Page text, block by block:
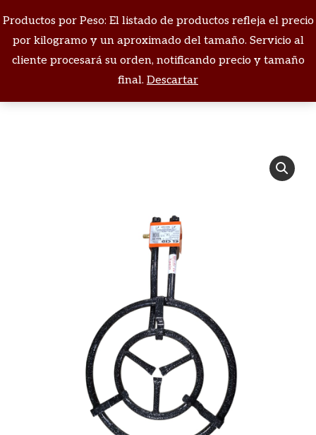
Productos por Peso: El listado de productos refleja el precio
por kilogramo y un aproximado del tamaño. Servicio al
cliente procesará su orden, notificando precio y tamaño
final. Descartar
Buscar:
Estás aquí: